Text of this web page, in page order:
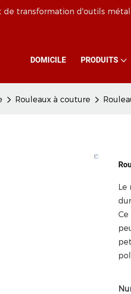
de transformation d'outils
DOMICILE PRODUITS
Rouleaux à couture
Le